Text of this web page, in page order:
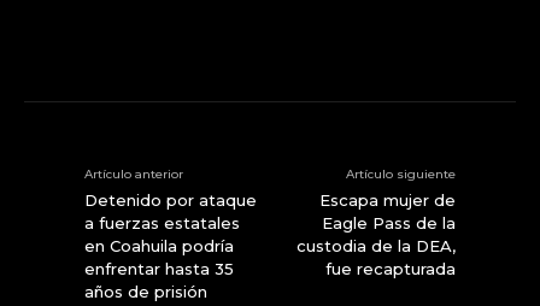
Artículo anterior
Detenido por ataque
a fuerzas estatales
en Coahuila podría
enfrentar hasta 35
años de prisión
Artículo siguiente
Escapa mujer de
Eagle Pass de la
custodia de la DEA,
fue recapturada